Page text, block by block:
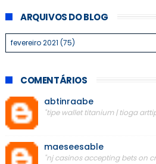
ARQUIVOS DO BLOG
COMENTÁRIOS
abtinraabe
"tipe wallet titanium | tioga
maeseesable
"nj casinos accepting bets on